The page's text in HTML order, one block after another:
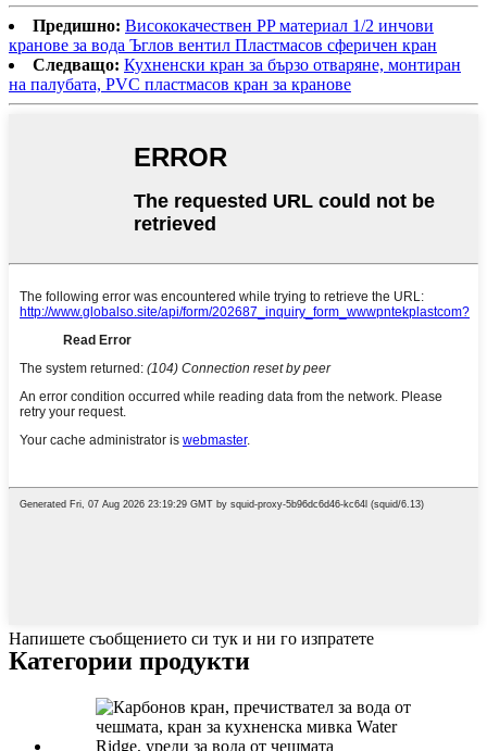
Предишно: Висококачествен PP материал 1/2 инчови
кранове за вода Ъглов вентил Пластмасов сферичен кран
Следващо: Кухненски кран за бързо отваряне, монтиран
на палубата, PVC пластмасов кран за кранове
Напишете съобщението си тук и ни го изпратете
Категории продукти